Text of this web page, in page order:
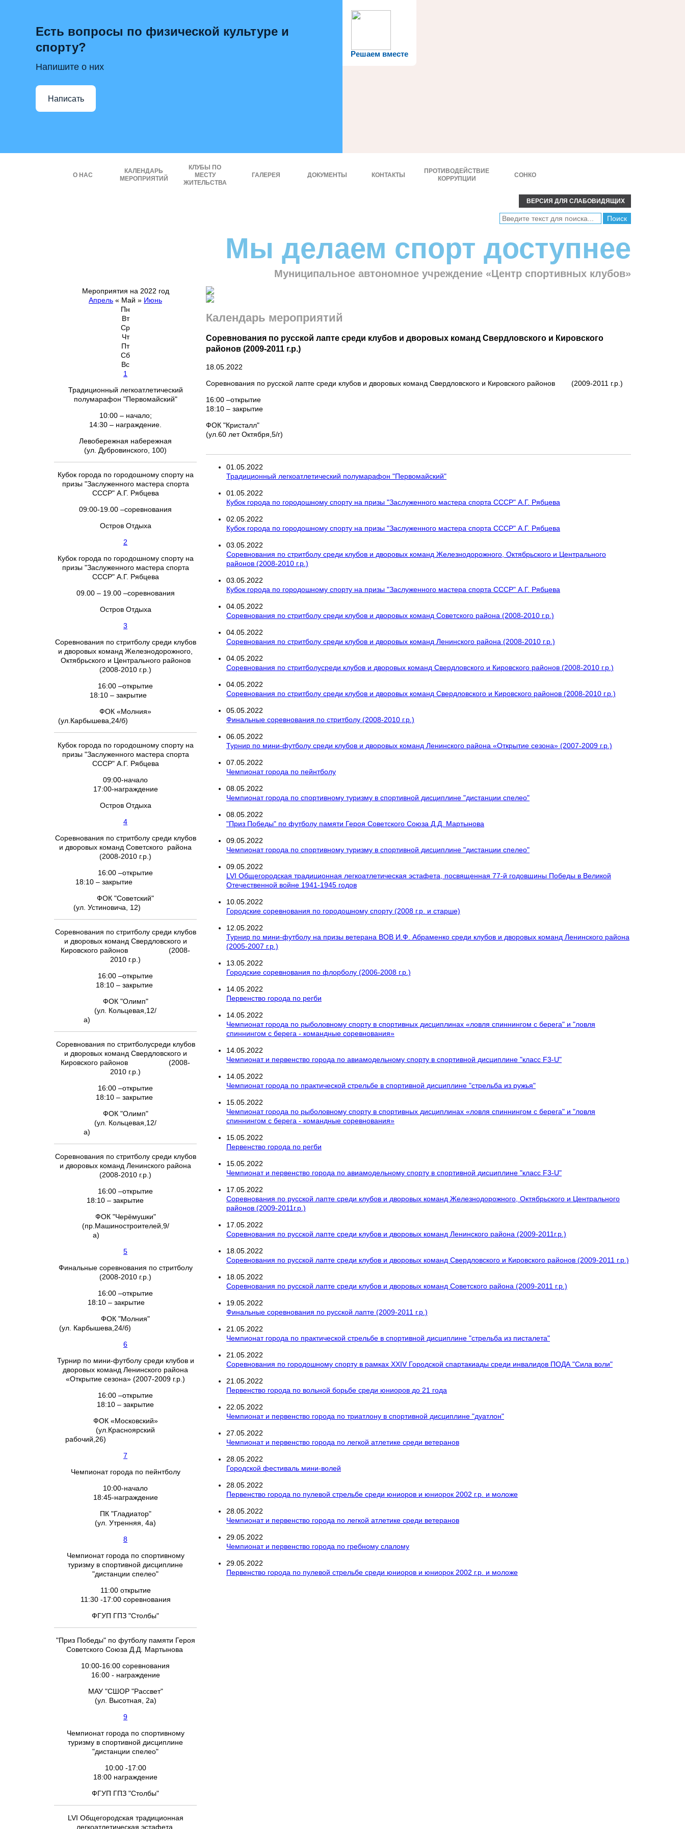
Решаем вместе
Есть вопросы по физической культуре и
спорту?
Напишите о них
Написать
О НАС
КАЛЕНДАРЬ
МЕРОПРИЯТИЙ
КЛУБЫ ПО
МЕСТУ
ЖИТЕЛЬСТВА
ГАЛЕРЕЯ ДОКУМЕНТЫ КОНТАКТЫ
ПРОТИВОДЕЙСТВИЕ
КОРРУПЦИИ
СОНКО
ВЕРСИЯ ДЛЯ СЛАБОВИДЯЩИХ
Мы делаем спорт доступнее
Муниципальное автономное учреждение «Центр спортивных клубов»
Мероприятия на 2022 год
Апрель « Май » Июнь
Пн
Вт
Ср
Чт
Пт
Сб
Вс
1
Традиционный легкоатлетический
полумарафон "Первомайский"
10:00 – начало;
14:30 – награждение.
Левобережная набережная
(ул. Дубровинского, 100)
Кубок города по городошному спорту на
призы "Заслуженного мастера спорта
СССР" А.Г. Рябцева
09:00-19.00 –соревнования
Остров Отдыха
2
Кубок города по городошному спорту на
призы "Заслуженного мастера спорта
СССР" А.Г. Рябцева
09.00 – 19.00 –соревнования
Остров Отдыха
3
Соревнования по стритболу среди клубов
и дворовых команд Железнодорожного,
Октябрьского и Центрального районов
(2008-2010 г.р.)
16:00 –открытие
18:10 – закрытие
ФОК «Молния»
(ул.Карбышева,24/б)
Кубок города по городошному спорту на
призы "Заслуженного мастера спорта
СССР" А.Г. Рябцева
09:00-начало
17:00-награждение
Остров Отдыха
4
Соревнования по стритболу среди клубов
и дворовых команд Советского района
(2008-2010 г.р.)
16:00 –открытие
18:10 – закрытие
ФОК "Советский"
(ул. Устиновича, 12)
Соревнования по стритболу среди клубов
и дворовых команд Свердловского и
Кировского районов (2008-
2010 г.р.)
16:00 –открытие
18:10 – закрытие
ФОК "Олимп"
(ул. Кольцевая,12/
а)
Соревнования по стритболусреди клубов
и дворовых команд Свердловского и
Кировского районов (2008-
2010 г.р.)
16:00 –открытие
18:10 – закрытие
ФОК "Олимп"
(ул. Кольцевая,12/
а)
Соревнования по стритболу среди клубов
и дворовых команд Ленинского района
(2008-2010 г.р.)
16:00 –открытие
18:10 – закрытие
ФОК "Черёмушки"
(пр.Машиностроителей,9/
а)
5
Финальные соревнования по стритболу
(2008-2010 г.р.)
16:00 –открытие
18:10 – закрытие
ФОК "Молния"
(ул. Карбышева,24/б)
6
Турнир по мини-футболу среди клубов и
дворовых команд Ленинского района
«Открытие сезона» (2007-2009 г.р.)
16:00 –открытие
18:10 – закрытие
ФОК «Московский»
(ул.Красноярский
рабочий,26)
7
Чемпионат города по пейнтболу
10:00-начало
18:45-награждение
ПК "Гладиатор"
(ул. Утренняя, 4а)
8
Чемпионат города по спортивному
туризму в спортивной дисциплине
"дистанции спелео"
11:00 открытие
11:30 -17:00 соревнования
ФГУП ГПЗ "Столбы"
"Приз Победы" по футболу памяти Героя
Советского Союза Д.Д. Мартынова
10:00-16:00 соревнования
16:00 - награждение
МАУ "СШОР "Рассвет"
(ул. Высотная, 2а)
9
Чемпионат города по спортивному
туризму в спортивной дисциплине
"дистанции спелео"
10:00 -17:00
18:00 награждение
ФГУП ГПЗ "Столбы"
LVI Общегородская традиционная
легкоатлетическая эстафета,
Календарь мероприятий
Соревнования по русской лапте среди клубов и дворовых команд Свердловского и Кировского
районов (2009-2011 г.р.)
18.05.2022
Соревнования по русской лапте среди клубов и дворовых команд Свердловского и Кировского районов (2009-2011 г.р.)
16:00 –открытие
18:10 – закрытие
ФОК "Кристалл"
(ул.60 лет Октября,5/г)
01.05.2022
Традиционный легкоатлетический полумарафон "Первомайский"
01.05.2022
Кубок города по городошному спорту на призы "Заслуженного мастера спорта СССР" А.Г. Рябцева
02.05.2022
Кубок города по городошному спорту на призы "Заслуженного мастера спорта СССР" А.Г. Рябцева
03.05.2022
Соревнования по стритболу среди клубов и дворовых команд Железнодорожного, Октябрьского и Центрального
районов (2008-2010 г.р.)
03.05.2022
Кубок города по городошному спорту на призы "Заслуженного мастера спорта СССР" А.Г. Рябцева
04.05.2022
Соревнования по стритболу среди клубов и дворовых команд Советского района (2008-2010 г.р.)
04.05.2022
Соревнования по стритболу среди клубов и дворовых команд Ленинского района (2008-2010 г.р.)
04.05.2022
Соревнования по стритболусреди клубов и дворовых команд Свердловского и Кировского районов (2008-2010 г.р.)
04.05.2022
Соревнования по стритболу среди клубов и дворовых команд Свердловского и Кировского районов (2008-2010 г.р.)
05.05.2022
Финальные соревнования по стритболу (2008-2010 г.р.)
06.05.2022
Турнир по мини-футболу среди клубов и дворовых команд Ленинского района «Открытие сезона» (2007-2009 г.р.)
07.05.2022
Чемпионат города по пейнтболу
08.05.2022
Чемпионат города по спортивному туризму в спортивной дисциплине "дистанции спелео"
08.05.2022
"Приз Победы" по футболу памяти Героя Советского Союза Д.Д. Мартынова
09.05.2022
Чемпионат города по спортивному туризму в спортивной дисциплине "дистанции спелео"
09.05.2022
LVI Общегородская традиционная легкоатлетическая эстафета, посвященная 77-й годовщины Победы в Великой
Отечественной войне 1941-1945 годов
10.05.2022
Городские соревнования по городошному спорту (2008 г.р. и старше)
12.05.2022
Турнир по мини-футболу на призы ветерана ВОВ И.Ф. Абраменко среди клубов и дворовых команд Ленинского района
(2005-2007 г.р.)
13.05.2022
Городские соревнования по флорболу (2006-2008 г.р.)
14.05.2022
Первенство города по регби
14.05.2022
Чемпионат города по рыболовному спорту в спортивных дисциплинах «ловля спиннингом с берега" и "ловля
спиннингом с берега - командные соревнования»
14.05.2022
Чемпионат и первенство города по авиамодельному спорту в спортивной дисциплине "класс F3-U"
14.05.2022
Чемпионат города по практической стрельбе в спортивной дисциплине "стрельба из ружья"
15.05.2022
Чемпионат города по рыболовному спорту в спортивных дисциплинах «ловля спиннингом с берега" и "ловля
спиннингом с берега - командные соревнования»
15.05.2022
Первенство города по регби
15.05.2022
Чемпионат и первенство города по авиамодельному спорту в спортивной дисциплине "класс F3-U"
17.05.2022
Соревнования по русской лапте среди клубов и дворовых команд Железнодорожного, Октябрьского и Центрального
районов (2009-2011г.р.)
17.05.2022
Соревнования по русской лапте среди клубов и дворовых команд Ленинского района (2009-2011г.р.)
18.05.2022
Соревнования по русской лапте среди клубов и дворовых команд Свердловского и Кировского районов (2009-2011 г.р.)
18.05.2022
Соревнования по русской лапте среди клубов и дворовых команд Советского района (2009-2011 г.р.)
19.05.2022
Финальные соревнования по русской лапте (2009-2011 г.р.)
21.05.2022
Чемпионат города по практической стрельбе в спортивной дисциплине "стрельба из писталета"
21.05.2022
Соревнования по городошному спорту в рамках XXIV Городской спартакиады среди инвалидов ПОДА "Сила воли"
21.05.2022
Первенство города по вольной борьбе среди юниоров до 21 года
22.05.2022
Чемпионат и первенство города по триатлону в спортивной дисциплине "дуатлон"
27.05.2022
Чемпионат и первенство города по легкой атлетике среди ветеранов
28.05.2022
Городской фестиваль мини-волей
28.05.2022
Первенство города по пулевой стрельбе среди юниоров и юниорок 2002 г.р. и моложе
28.05.2022
Чемпионат и первенство города по легкой атлетике среди ветеранов
29.05.2022
Чемпионат и первенство города по гребному слалому
29.05.2022
Первенство города по пулевой стрельбе среди юниоров и юниорок 2002 г.р. и моложе